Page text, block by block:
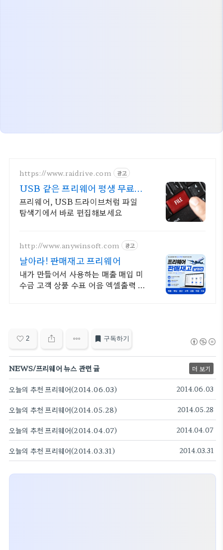
https://www.raidrive.com 광고
USB 같은 프리웨어 평생 무료버
전 제공
프리웨어, USB 드라이브처럼 파일
탐색기에서 바로 편집해보세요
http://www.anywinsoft.com 광고
날아라! 판매재고 프리웨어
내가 만들어서 사용하는 매출 매입 미
수금 고객 상품 수표 어음 엑셀출력 엑
2 구독하기
NEWS/프리웨어 뉴스 관련 글 더 보기
오늘의 추천 프리웨어(2014.06.03) 2014.06.03
오늘의 추천 프리웨어(2014.05.28) 2014.05.28
오늘의 추천 프리웨어(2014.04.07) 2014.04.07
오늘의 추천 프리웨어(2014.03.31) 2014.03.31